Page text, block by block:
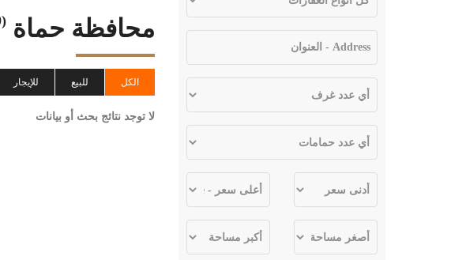
محافظة حماة(0)
الكل للبيع للإيجار
لا توجد نتائج بحث أو بيانات